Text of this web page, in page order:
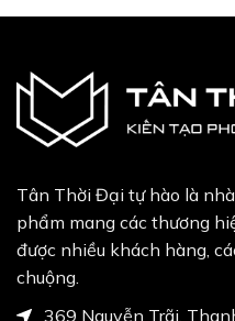
Tân Thời Đại tự hào là
phẩm mang các thương
được nhiều khách hàng,
chuộng.
369 Nguyễn Trãi,